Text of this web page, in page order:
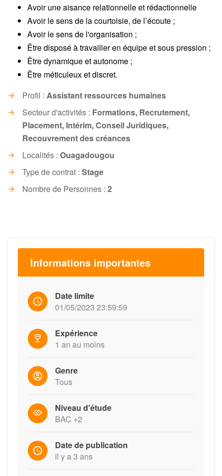
Avoir une aisance relationnelle et rédactionnelle
Avoir le sens de la courtoisie, de l’écoute ;
Avoir le sens de l'organisation ;
Être disposé à travailler en équipe et sous pression ;
Être dynamique et autonome ;
Être méticuleux et discret.
Profil : Assistant ressources humaines
Secteur d'activités : Formations, Recrutement,
Placement, Intérim, Conseil Juridiques,
Recouvrement des créances
Localités : Ouagadougou
Type de contrat : Stage
Nombre de Personnes : 2
Informations importantes
Date limite
01/05/2023 23:59:59
Expérience
1 an au moins
Genre
Tous
Niveau d'étude
BAC +2
Date de publication
il y a 3 ans